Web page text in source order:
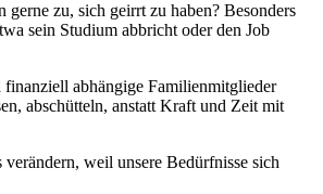
zu, sich geirrt zu haben? Besonders
sein Studium abbricht oder den Job
finanziell abhängige Familienmitglieder
abschütteln, anstatt Kraft und Zeit mit
weil unsere Bedürfnisse sich